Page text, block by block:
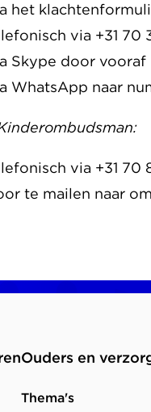
het
via +31
Skype door vooraf
WhatsApp naar
via +31
te mailen naar
Ouders en
Thema's